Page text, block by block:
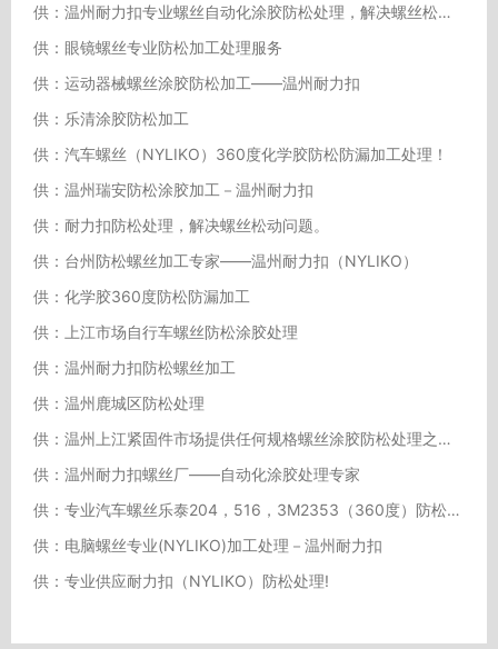
供：温州耐力扣专业螺丝自动化涂胶防松处理，解决螺丝松动问题
供：眼镜螺丝专业防松加工处理服务
供：运动器械螺丝涂胶防松加工——温州耐力扣
供：乐清涂胶防松加工
供：汽车螺丝（NYLIKO）360度化学胶防松防漏加工处理！
供：温州瑞安防松涂胶加工－温州耐力扣
供：耐力扣防松处理，解决螺丝松动问题。
供：台州防松螺丝加工专家——温州耐力扣（NYLIKO）
供：化学胶360度防松防漏加工
供：上江市场自行车螺丝防松涂胶处理
供：温州耐力扣防松螺丝加工
供：温州鹿城区防松处理
供：温州上江紧固件市场提供任何规格螺丝涂胶防松处理之服务。
供：温州耐力扣螺丝厂——自动化涂胶处理专家
供：专业汽车螺丝乐泰204，516，3M2353（360度）防松防漏处理服务务
供：电脑螺丝专业(NYLIKO)加工处理－温州耐力扣
供：专业供应耐力扣（NYLIKO）防松处理!